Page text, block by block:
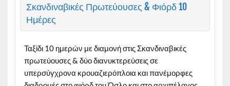
Σκανδιναβικές Πρωτεύουσες & Φιόρδ 10
Ημέρες
Ταξίδι 10 ημερών με διαμονή στις Σκανδιναβικές
πρωτεύουσες & δύο διανυκτερεύσεις σε
υπερσύγχρονα κρουαζιερόπλοια και πανέμορφες